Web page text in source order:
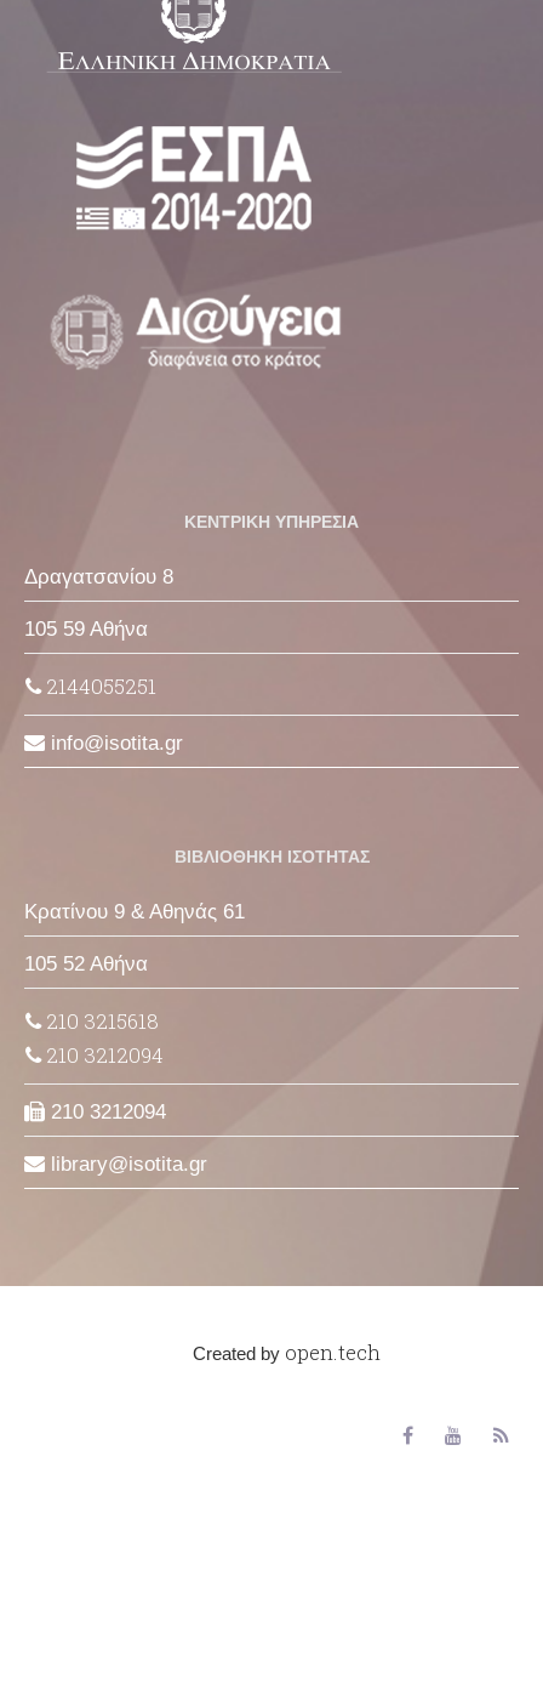
ΚΕΝΤΡΙΚΗ ΥΠΗΡΕΣΙΑ
Δραγατσανίου 8
105 59 Αθήνα
2144055251
info isotita gr
ΒΙΒΛΙΟΘΗΚΗ ΙΣΟΤΗΤΑΣ
Κρατίνου 9 & Αθηνάς 61
105 52 Αθήνα
210 3215618
210 3212094
210 3212094
library isotita gr
Created by open.tech